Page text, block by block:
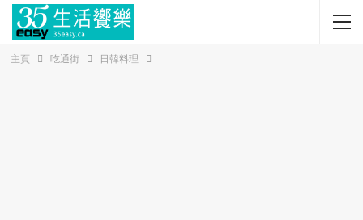
主頁 吃通街 日韓料理